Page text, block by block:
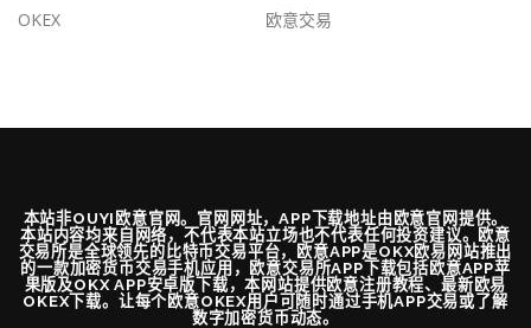
OKEX 欧意交易
本站非OUYI欧意官网。官网网址，APP下载地址由欧意官网提供。
本站内容均来自网络，不代表本站立场也不代表任何投资建议。欧意
交易所是全球领先的比特币交易平台，欧意APP是OKX欧易网站推出
的一款加密货币交易手机应用，欧意交易所APP下载包括欧意APP苹
果版及OKX APP安卓版下载，本网站提供欧意注册教程、最新欧易
OKEX下载。让每个欧意OKEX用户可随时通过手机APP交易或了解
数字加密货币动态。